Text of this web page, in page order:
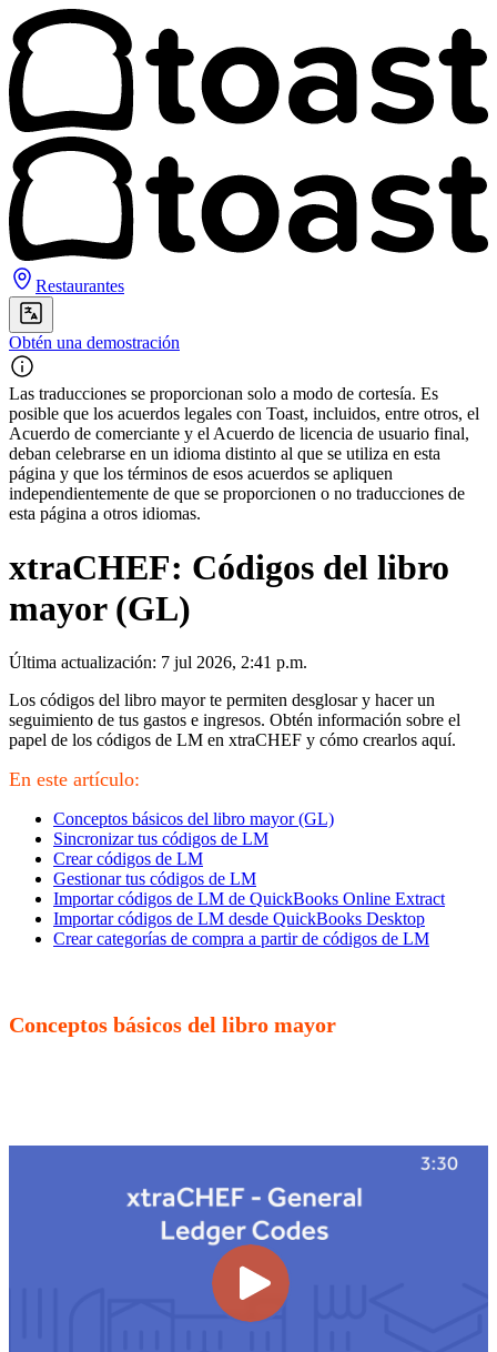
Restaurantes
Obtén una demostración
Las traducciones se proporcionan solo a modo de cortesía. Es
posible que los acuerdos legales con Toast, incluidos, entre otros, el
Acuerdo de comerciante y el Acuerdo de licencia de usuario final,
deban celebrarse en un idioma distinto al que se utiliza en esta
página y que los términos de esos acuerdos se apliquen
independientemente de que se proporcionen o no traducciones de
esta página a otros idiomas.
xtraCHEF: Códigos del libro
mayor (GL)
Última actualización: 7 jul 2026, 2:41 p.m.
Los códigos del libro mayor te permiten desglosar y hacer un
seguimiento de tus gastos e ingresos. Obtén información sobre el
papel de los códigos de LM en xtraCHEF y cómo crearlos aquí.
En este artículo:
Conceptos básicos del libro mayor (GL)
Sincronizar tus códigos de LM
Crear códigos de LM
Gestionar tus códigos de LM
Importar códigos de LM de QuickBooks Online Extract
Importar códigos de LM desde QuickBooks Desktop
Crear categorías de compra a partir de códigos de LM
Conceptos básicos del libro mayor